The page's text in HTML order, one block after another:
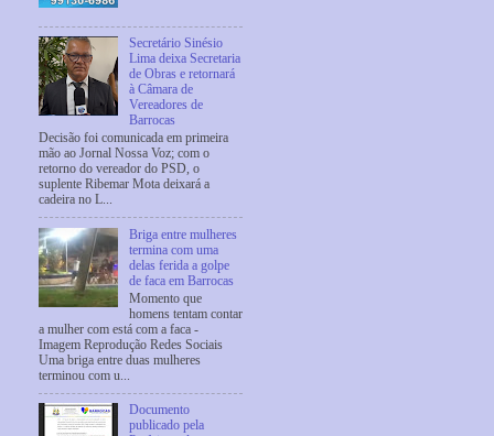
Secretário Sinésio
Lima deixa Secretaria
de Obras e retornará
à Câmara de
Vereadores de
Barrocas
Decisão foi comunicada em primeira
mão ao Jornal Nossa Voz; com o
retorno do vereador do PSD, o
suplente Ribemar Mota deixará a
cadeira no L...
Briga entre mulheres
termina com uma
delas ferida a golpe
de faca em Barrocas
Momento que
homens tentam contar
a mulher com está com a faca -
Imagem Reprodução Redes Sociais
Uma briga entre duas mulheres
terminou com u...
Documento
publicado pela